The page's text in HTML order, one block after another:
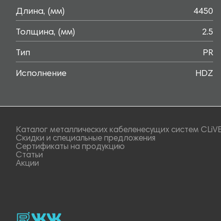
Длина, (мм) 4450
Толщина, (мм) 2.5
Тип PR
Исполнение HDZ
Каталог металлических кабеленесущих систем
Скидки и специальные предложения
Сертификаты на продукцию
Статьи
Акции
rutubevk_video.
Vk.